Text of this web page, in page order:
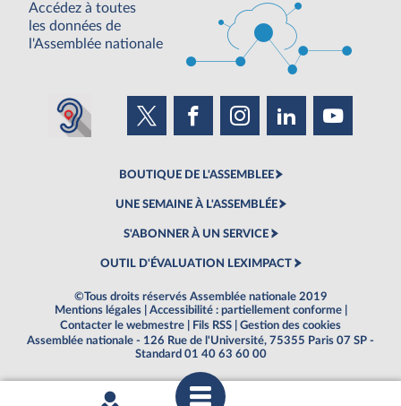
Accédez à toutes
les données de
l'Assemblée nationale
BOUTIQUE DE L'ASSEMBLEE
UNE SEMAINE À L'ASSEMBLÉE
S'ABONNER À UN SERVICE
OUTIL D'ÉVALUATION LEXIMPACT
©Tous droits réservés Assemblée nationale 2019
Mentions légales
Accessibilité : partiellement conforme
Contacter le webmestre
Fils RSS
Gestion des cookies
Assemblée nationale - 126 Rue de l'Université, 75355 Paris 07 SP -
Standard 01 40 63 60 00